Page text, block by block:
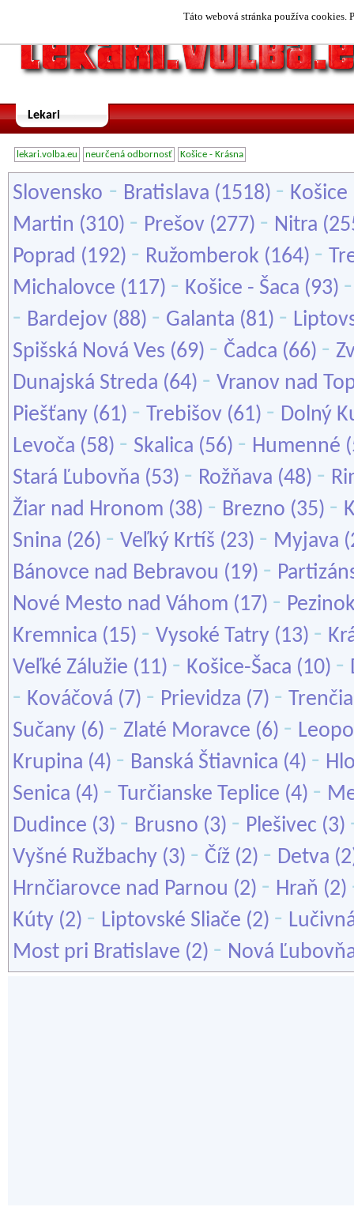
Táto webová stránka používa cookies.
Lekari
lekari.volba.eu neurčená odbornosť Košice - Krásna
Slovensko - Bratislava (1518) - Košice
Martin (310) - Prešov (277) - Nitra
Poprad (192) - Ružomberok (164) -
Michalovce (117) - Košice - Šaca (93)
- Bardejov (88) - Galanta (81) -
Spišská Nová Ves (69) - Čadca (66) -
Dunajská Streda (64) - Vranov nad
Piešťany (61) - Trebišov (61) - Dolný
Levoča (58) - Skalica (56) - Humenné
Stará Ľubovňa (53) - Rožňava (48) -
Žiar nad Hronom (38) - Brezno (35) -
Snina (26) - Veľký Krtíš (23) - Myjava
Bánovce nad Bebravou (19) -
Nové Mesto nad Váhom (17) -
Kremnica (15) - Vysoké Tatry (13) -
Veľké Zálužie (11) - Košice-Šaca (10) -
- Kováčová (7) - Prievidza (7) -
Sučany (6) - Zlaté Moravce (6) -
Krupina (4) - Banská Štiavnica (4) -
Senica (4) - Turčianske Teplice (4) -
Dudince (3) - Brusno (3) - Plešivec (3)
Vyšné Ružbachy (3) - Číž (2) - Detva
Hrnčiarovce nad Parnou (2) - Hraň (2)
Kúty (2) - Liptovské Sliače (2) -
Most pri Bratislave (2) - Nová